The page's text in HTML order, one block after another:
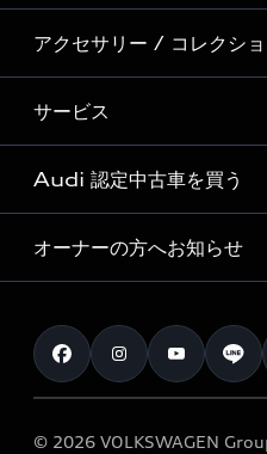
Audi Sport
Formula 1®
デジタルサービス
新車在庫検索
試乗車・展示車検索
見積り依頼
試乗予約
モデル一覧
特別仕様モデル / 限定モデル
e-tronラインアップ
価格シミュレーション
車両比較
カタログ一覧
アクセサリー / コレクシ
純正アクセサリー
オンラインショップ
Audi collection
アウディナビアプリ
サービス
サービス入庫予約
サービスプログラム
メンテナンス
車検 / 定期点検
e-tronアフターサポート
Audi 認定中古車を買う
Audi認定中古車
クオリティ
保証
メンテナンス
オーナーの方へお知らせ
お知らせ
オーナー様向けキャンペーン
© 2026 VOLKSWAGEN